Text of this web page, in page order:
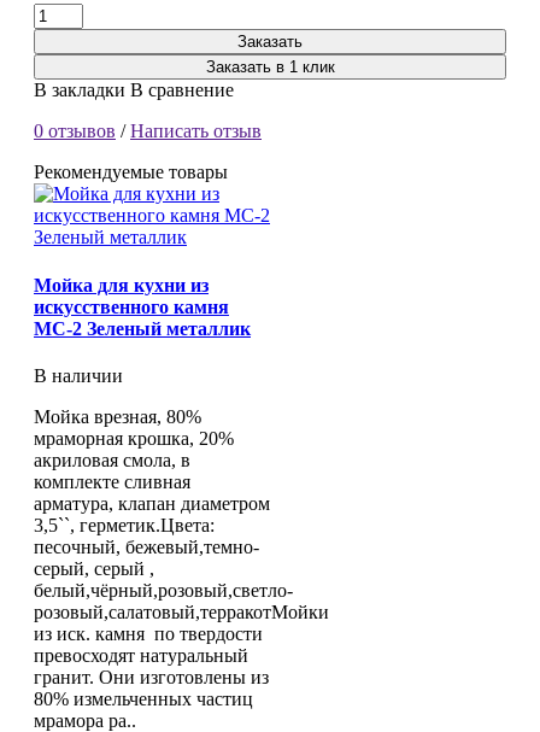
Заказать
Заказать в 1 клик
В закладки В сравнение
0 отзывов /Написать отзыв
Рекомендуемые товары
Мойка для кухни из
искусственного камня
МС-2 Зеленый металлик
В наличии
Мойка врезная, 80%
мраморная крошка, 20%
акриловая смола, в
комплекте сливная
арматура, клапан диаметром
3,5``, герметик.Цвета:
песочный, бежевый,темно-
серый, серый ,
белый,чёрный,розовый,светло-
розовый,салатовый,терракотМойки
из иск. камня по твердости
превосходят натуральный
гранит. Они изготовлены из
80% измельченных частиц
мрамора ра..